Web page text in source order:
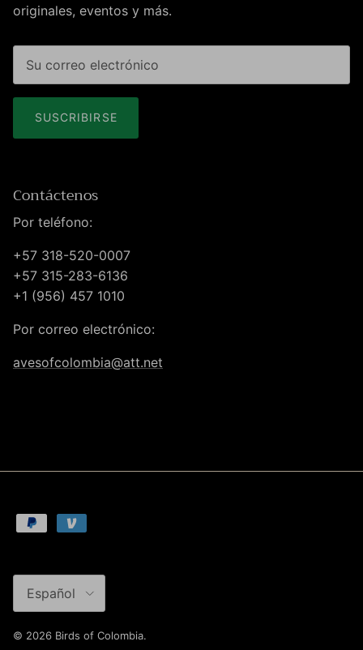
originales, eventos y más.
SUSCRIBIRSE
Contáctenos
Por teléfono:
+57 318-520-0007
+57 315-283-6136
+1 (956) 457 1010
Por correo electrónico:
avesofcolombia@att.net
Español
© 2026 Birds of Colombia.